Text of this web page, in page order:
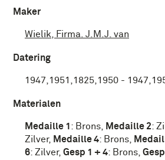
Maker
Wielik, Firma. J.M.J. van
Datering
1947,1951,1825,1950 -
Materialen
Medaille 1 : Brons Medaille 2:
Zilver, Medaille 4: Brons
6: Zilver, Gesp 1 + 4: Brons